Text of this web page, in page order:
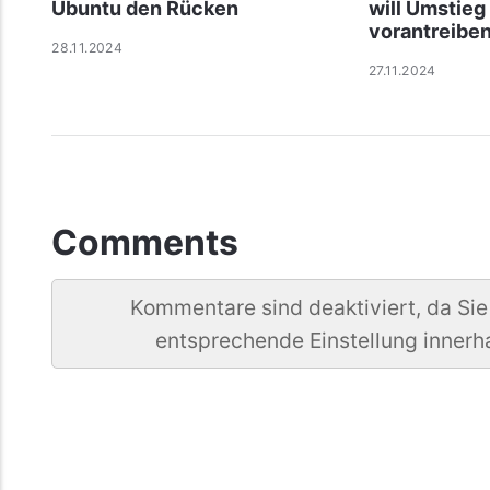
Ubuntu den Rücken
28.11.2024
will Umstieg
27.11.2024
Comments
Kommentare sind deaktiviert, da
entsprechende Einstellung